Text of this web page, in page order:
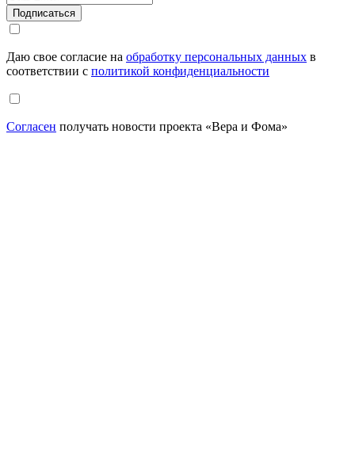
Даю свое согласие на обработку персональных данных в
соответствии с политикой конфиденциальности
Согласен получать новости проекта «Вера и Фома»